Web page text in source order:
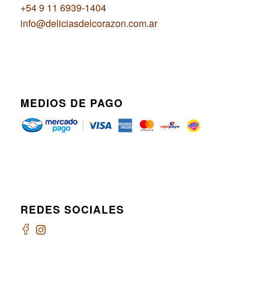
+54 9 11 6939-1404
info@deliciasdelcorazon.com.ar
MEDIOS DE PAGO
REDES SOCIALES